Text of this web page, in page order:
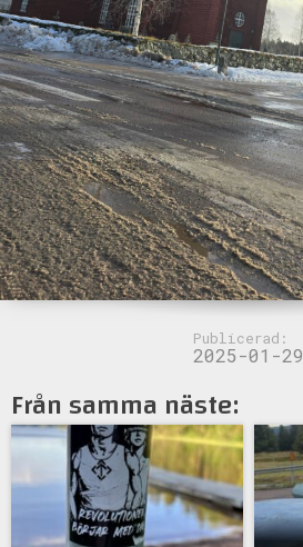
Publicerad:
2025-01-29
Från samma näste: